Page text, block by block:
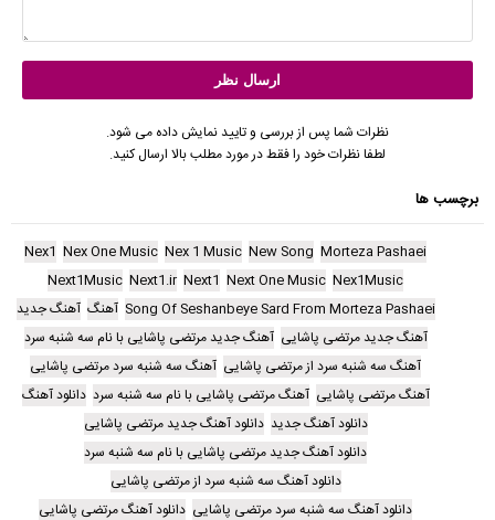
نظرات شما پس از بررسی و تایید نمایش داده می شود.
لطفا نظرات خود را فقط در مورد مطلب بالا ارسال کنید.
برچسب ها
Morteza Pashaei
New Song
Nex 1 Music
Nex One Music
Nex1
Nex1Music
Next One Music
Next1
Next1.ir
Next1Music
Song Of Seshanbeye Sard From Morteza Pashaei آهنگ آهنگ جدید
آهنگ جدید مرتضی پاشایی آهنگ جدید مرتضی پاشایی با نام سه شنبه سرد
آهنگ سه شنبه سرد از مرتضی پاشایی آهنگ سه شنبه سرد مرتضی پاشایی
آهنگ مرتضی پاشایی آهنگ مرتضی پاشایی با نام سه شنبه سرد دانلود آهنگ
دانلود آهنگ جدید دانلود آهنگ جدید مرتضی پاشایی
دانلود آهنگ جدید مرتضی پاشایی با نام سه شنبه سرد
دانلود آهنگ سه شنبه سرد از مرتضی پاشایی
دانلود آهنگ سه شنبه سرد مرتضی پاشایی دانلود آهنگ مرتضی پاشایی